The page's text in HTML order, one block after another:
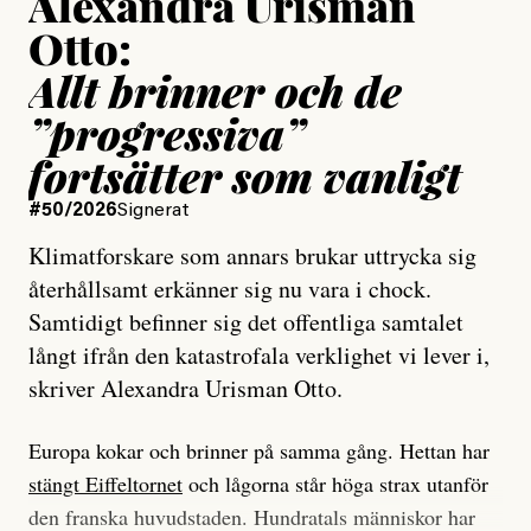
Otto:
Allt brinner och de
”progressiva”
fortsätter som vanligt
#50/2026Signerat
Klimatforskare som annars brukar uttrycka sig
återhållsamt erkänner sig nu vara i chock.
Samtidigt befinner sig det offentliga samtalet
långt ifrån den katastrofala verklighet vi lever i,
skriver Alexandra Urisman Otto.
Europa kokar och brinner på samma gång. Hettan har
stängt Eiffeltornet och lågorna står höga strax utanför
den franska huvudstaden. Hundratals människor har